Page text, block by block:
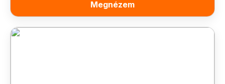
Megnézem